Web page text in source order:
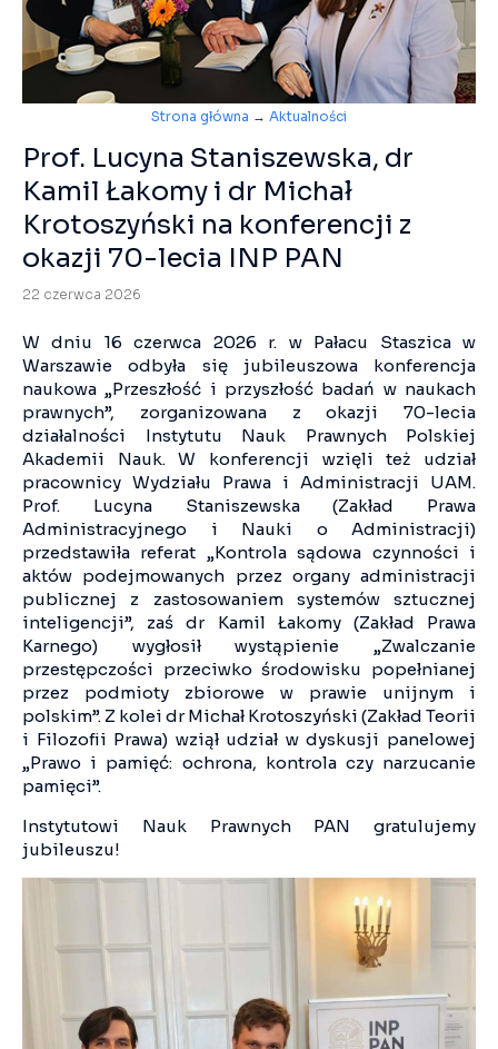
Strona główna → Aktualności
Prof. Lucyna Staniszewska, dr
Kamil Łakomy i dr Michał
Krotoszyński na konferencji z
okazji 70-lecia INP PAN
22 czerwca 2026
W dniu 16 czerwca 2026 r. w Pałacu Staszica w
Warszawie odbyła się jubileuszowa konferencja
naukowa „Przeszłość i przyszłość badań w naukach
prawnych”, zorganizowana z okazji 70-lecia
działalności Instytutu Nauk Prawnych Polskiej
Akademii Nauk. W konferencji wzięli też udział
pracownicy Wydziału Prawa i Administracji UAM.
Prof. Lucyna Staniszewska (Zakład Prawa
Administracyjnego i Nauki o Administracji)
przedstawiła referat „Kontrola sądowa czynności i
aktów podejmowanych przez organy administracji
publicznej z zastosowaniem systemów sztucznej
inteligencji”, zaś dr Kamil Łakomy (Zakład Prawa
Karnego) wygłosił wystąpienie „Zwalczanie
przestępczości przeciwko środowisku popełnianej
przez podmioty zbiorowe w prawie unijnym i
polskim”. Z kolei dr Michał Krotoszyński (Zakład Teorii
i Filozofii Prawa) wziął udział w dyskusji panelowej
„Prawo i pamięć: ochrona, kontrola czy narzucanie
pamięci”.
Instytutowi Nauk Prawnych PAN gratulujemy
jubileuszu!